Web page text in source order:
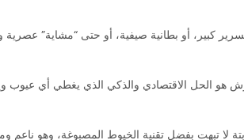
أنيق لكنبة (3-4 مقاعد)، أو مفرش خفيف لسرير كبير، أو بطانية صيفية، أو حتى
هو الحل الاقتصادي والذكي الذي يغطي أي عيوب
لا تبهت بفضل تقنية الخيوط المصبوغة، وهو ناعم